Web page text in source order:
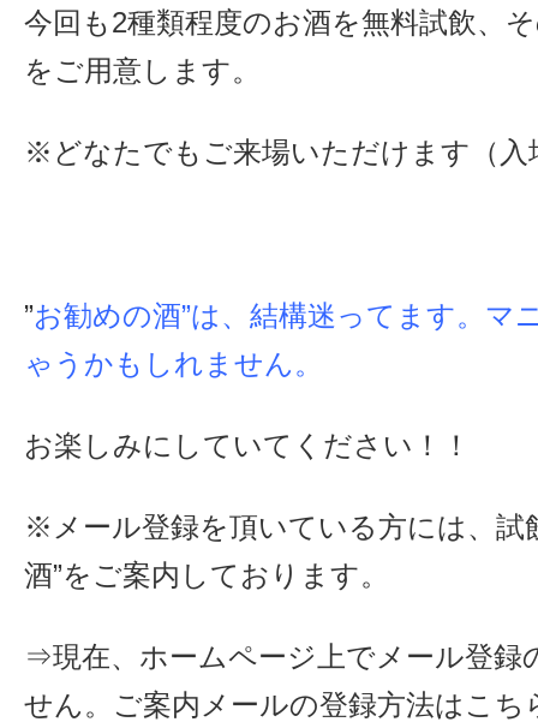
今回も2種類程度のお酒を無料試飲、
をご用意します。
※どなたでもご来場いただけます（入
”お勧めの酒”は、結構迷ってます。マ
ゃうかもしれません。
お楽しみにしていてください！！
※メール登録を頂いている方には、試
酒”をご案内しております。
⇒現在、ホームページ上でメール登録
せん。ご案内メールの登録方法はこ